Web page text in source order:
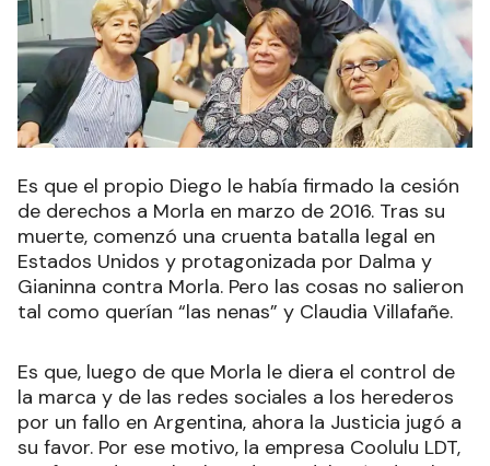
Es que el propio Diego le había firmado la cesión
de derechos a Morla en marzo de 2016. Tras su
muerte, comenzó una cruenta batalla legal en
Estados Unidos y protagonizada por Dalma y
Gianinna contra Morla. Pero las cosas no salieron
tal como querían “las nenas” y Claudia Villafañe.
Es que, luego de que Morla le diera el control de
la marca y de las redes sociales a los herederos
por un fallo en Argentina, ahora la Justicia jugó a
su favor. Por ese motivo, la empresa Coolulu LDT,